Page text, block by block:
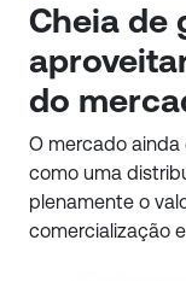
Cheia de
do
O mercado
como uma
plenamente o
comercialização